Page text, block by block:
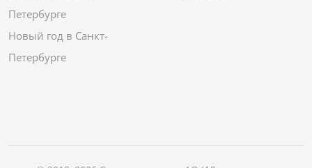
Петербурге
Новый год в Санкт-
Петербурге